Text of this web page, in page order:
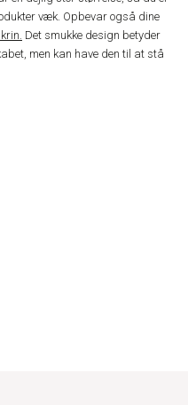
væk. Opbevar også dine
Det smukke design betyder
men kan have den til at stå